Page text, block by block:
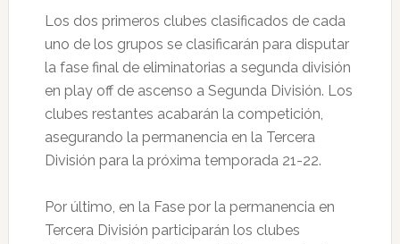
Los dos primeros clubes clasificados de cada
uno de los grupos se clasificarán para disputar
la fase final de eliminatorias a segunda división
en play off de ascenso a Segunda División. Los
clubes restantes acabarán la competición,
asegurando la permanencia en la Tercera
División para la próxima temporada 21-22.
Por último, en la Fase por la permanencia en
Tercera División participarán los clubes